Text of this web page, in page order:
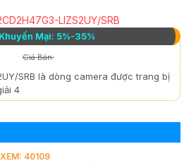
LIZS2UY/SRB
Mại: 5%-35%
Giá Bán:
SRB là dòng camera được trang bị
4
40109